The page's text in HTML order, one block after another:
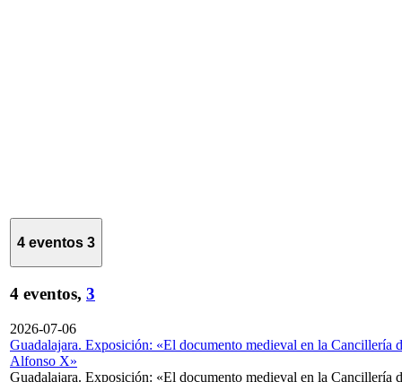
4 eventos 3
4 eventos, 3
2026-07-06
Guadalajara. Exposición: «El documento medieval en la Cancillería
Alfonso X»
Guadalajara. Exposición: «El documento medieval en la Cancillería